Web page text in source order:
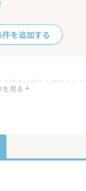
を追加する
を見る
代金は税込み表記とな